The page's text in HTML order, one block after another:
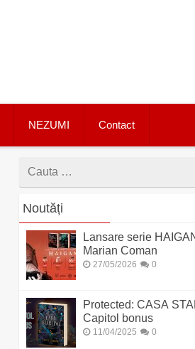
NEZUMI Contact
Cauta
Noutăți
Lansare serie
Marian Coman
27/05/2026 0
Protected: CASA
Capitol bonus
11/04/2025 0